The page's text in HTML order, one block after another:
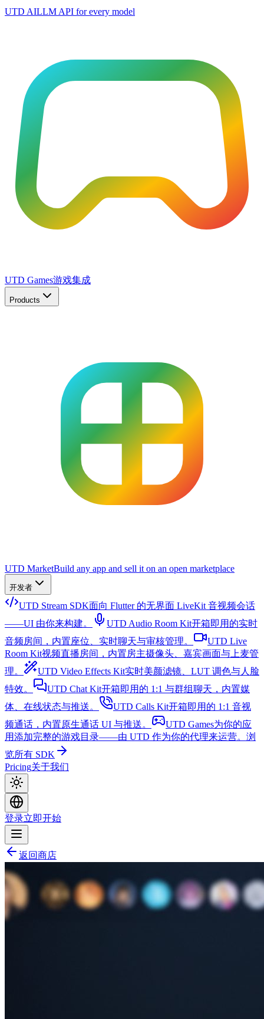
UTD AILLM API for every model
UTD Games游戏集成
Products
UTD MarketBuild any app and sell it on an open marketplace
开发者
UTD Stream SDK面向 Flutter 的无界面 LiveKit 音视频会话
——UI 由你来构建。
UTD Audio Room Kit开箱即用的实时
音频房间，内置座位、实时聊天与审核管理。
UTD Live
Room Kit视频直播房间，内置房主摄像头、嘉宾画面与上麦管
理。
UTD Video Effects Kit实时美颜滤镜、LUT 调色与人脸
特效。
UTD Chat Kit开箱即用的 1:1 与群组聊天，内置媒
体、在线状态与推送。
UTD Calls Kit开箱即用的 1:1 音视
频通话，内置原生通话 UI 与推送。
UTD Games为你的应
用添加完整的游戏目录——由 UTD 作为你的代理来运营。 浏
览所有 SDK
Pricing关于我们
登录立即开始
返回商店